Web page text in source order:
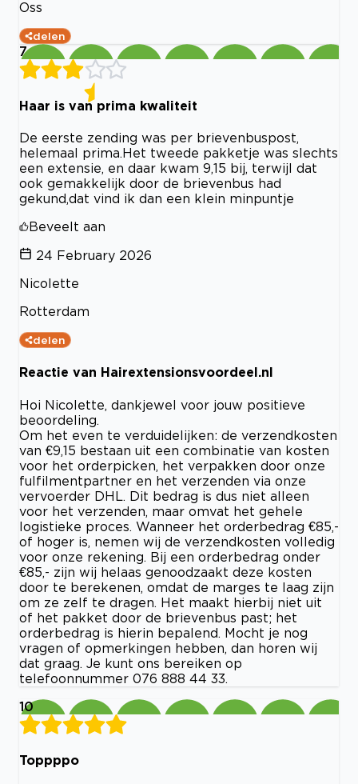
Oss
delen
7
Haar is van prima kwaliteit
De eerste zending was per brievenbuspost,
helemaal prima.Het tweede pakketje was slechts
een extensie, en daar kwam 9,15 bij, terwijl dat
ook gemakkelijk door de brievenbus had
gekund,dat vind ik dan een klein minpuntje
Beveelt aan
24 February 2026
Nicolette
Rotterdam
delen
Reactie van Hairextensionsvoordeel.nl
Hoi Nicolette, dankjewel voor jouw positieve
beoordeling.
Om het even te verduidelijken: de verzendkosten
van €9,15 bestaan uit een combinatie van kosten
voor het orderpicken, het verpakken door onze
fulfilmentpartner en het verzenden via onze
vervoerder DHL. Dit bedrag is dus niet alleen
voor het verzenden, maar omvat het gehele
logistieke proces. Wanneer het orderbedrag €85,-
of hoger is, nemen wij de verzendkosten volledig
voor onze rekening. Bij een orderbedrag onder
€85,- zijn wij helaas genoodzaakt deze kosten
door te berekenen, omdat de marges te laag zijn
om ze zelf te dragen. Het maakt hierbij niet uit
of het pakket door de brievenbus past; het
orderbedrag is hierin bepalend. Mocht je nog
vragen of opmerkingen hebben, dan horen wij
dat graag. Je kunt ons bereiken op
telefoonnummer 076 888 44 33.
10
Toppppo